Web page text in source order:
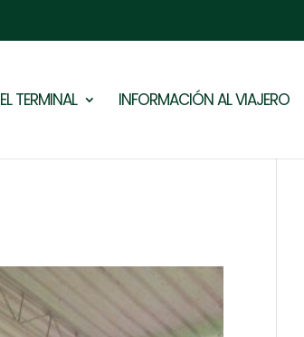
EL TERMINAL INFORMACIÓN AL VIAJERO